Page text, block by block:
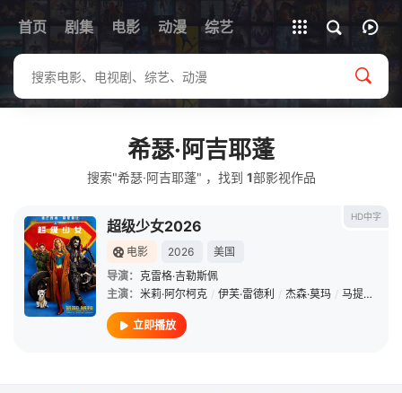
首页 剧集 电影 动漫 综艺
全部影片
希瑟·阿吉耶蓬
搜索"希瑟·阿吉耶蓬" ，找到 1部影视作品
HD中字
超级少女2026
电影 2026
美国
导演： 克雷格·吉勒斯佩
主演： 米莉·阿尔柯克 / 伊芙·雷德利 / 杰森·莫玛 / 马提亚斯·修奈尔
立即播放